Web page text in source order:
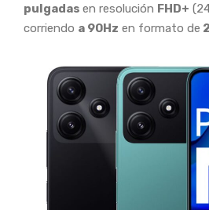
pulgadas en resolución FHD+
corriendo a 90Hz en formato de